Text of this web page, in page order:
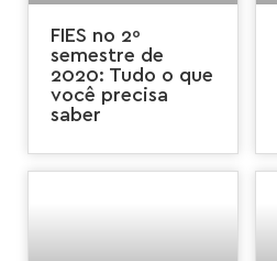
FIES no 2º
semestre de
2020: Tudo o que
você precisa
saber